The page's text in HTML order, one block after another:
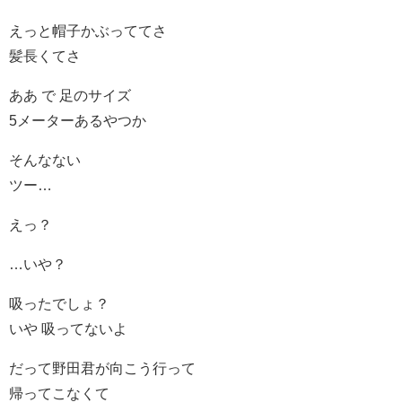
えっと帽子かぶっててさ
髪長くてさ
ああ で 足のサイズ
5メーターあるやつか
そんなない
ツー…
えっ？
…いや？
吸ったでしょ？
いや 吸ってないよ
だって野田君が向こう行って
帰ってこなくて